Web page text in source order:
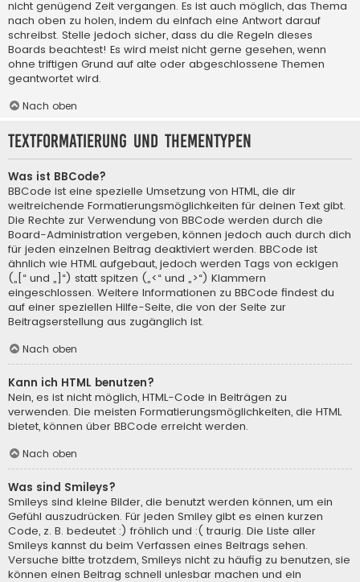
nicht genügend Zeit vergangen. Es ist auch möglich, das Thema
nach oben zu holen, indem du einfach eine Antwort darauf
schreibst. Stelle jedoch sicher, dass du die Regeln dieses
Boards beachtest! Es wird meist nicht gerne gesehen, wenn
ohne triftigen Grund auf alte oder abgeschlossene Themen
geantwortet wird.
Nach oben
Textformatierung und Thementypen
Was ist BBCode?
BBCode ist eine spezielle Umsetzung von HTML, die dir
weitreichende Formatierungsmöglichkeiten für deinen Text gibt.
Die Rechte zur Verwendung von BBCode werden durch die
Board-Administration vergeben, können jedoch auch durch dich
für jeden einzelnen Beitrag deaktiviert werden. BBCode ist
ähnlich wie HTML aufgebaut, jedoch werden Tags von eckigen
(„[“ und „]“) statt spitzen („<“ und „>“) Klammern
eingeschlossen. Weitere Informationen zu BBCode findest du
auf einer speziellen Hilfe-Seite, die von der Seite zur
Beitragserstellung aus zugänglich ist.
Nach oben
Kann ich HTML benutzen?
Nein, es ist nicht möglich, HTML-Code in Beiträgen zu
verwenden. Die meisten Formatierungsmöglichkeiten, die HTML
bietet, können über BBCode erreicht werden.
Nach oben
Was sind Smileys?
Smileys sind kleine Bilder, die benutzt werden können, um ein
Gefühl auszudrücken. Für jeden Smiley gibt es einen kurzen
Code, z. B. bedeutet :) fröhlich und :( traurig. Die Liste aller
Smileys kannst du beim Verfassen eines Beitrags sehen.
Versuche bitte trotzdem, Smileys nicht zu häufig zu benutzen, sie
können einen Beitrag schnell unlesbar machen und ein